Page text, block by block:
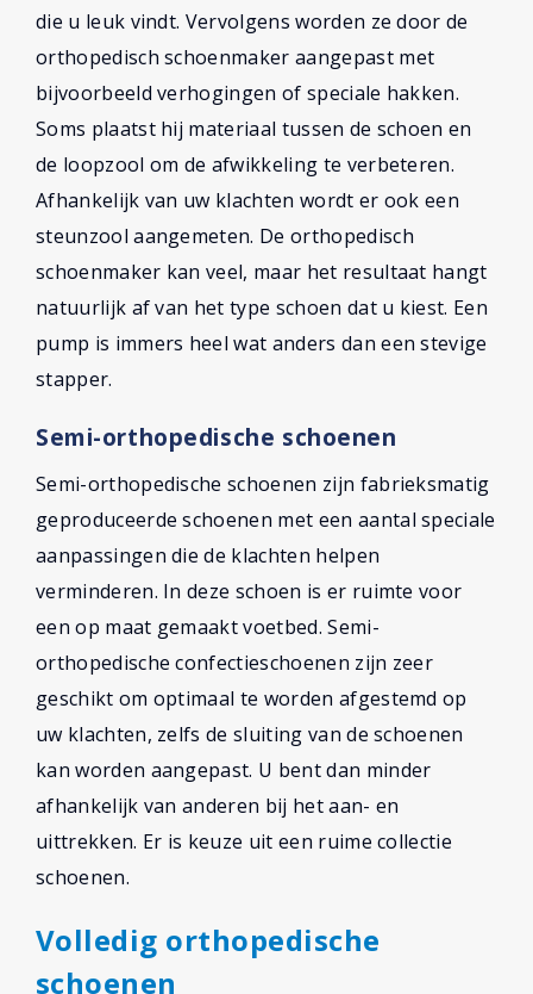
die u leuk vindt. Vervolgens worden ze door de
orthopedisch schoenmaker aangepast met
bijvoorbeeld verhogingen of speciale hakken.
Soms plaatst hij materiaal tussen de schoen en
de loopzool om de afwikkeling te verbeteren.
Afhankelijk van uw klachten wordt er ook een
steunzool aangemeten. De orthopedisch
schoenmaker kan veel, maar het resultaat hangt
natuurlijk af van het type schoen dat u kiest. Een
pump is immers heel wat anders dan een stevige
stapper.
Semi-orthopedische schoenen
Semi-orthopedische schoenen zijn fabrieksmatig
geproduceerde schoenen met een aantal speciale
aanpassingen die de klachten helpen
verminderen. In deze schoen is er ruimte voor
een op maat gemaakt voetbed. Semi-
orthopedische confectieschoenen zijn zeer
geschikt om optimaal te worden afgestemd op
uw klachten, zelfs de sluiting van de schoenen
kan worden aangepast. U bent dan minder
afhankelijk van anderen bij het aan- en
uittrekken. Er is keuze uit een ruime collectie
schoenen.
Volledig orthopedische
schoenen